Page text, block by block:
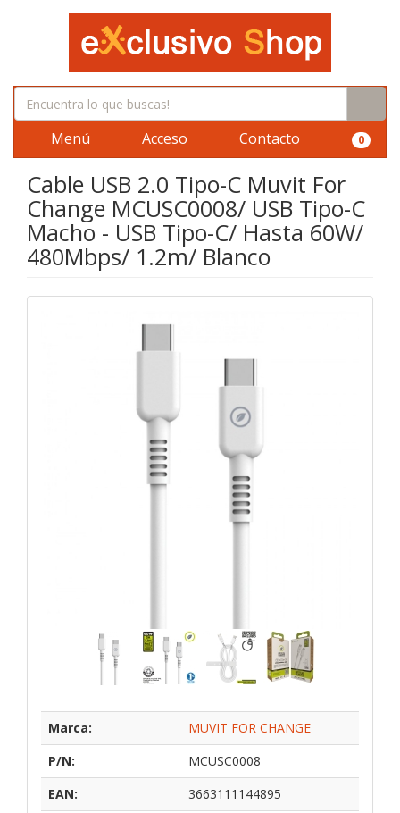
Menú Acceso Contacto 0
Cable USB 2.0 Tipo-C Muvit For
Change MCUSC0008/ USB Tipo-C
Macho - USB Tipo-C/ Hasta 60W/
480Mbps/ 1.2m/ Blanco
Marca:
MUVIT FOR CHANGE
P/N:
MCUSC0008
EAN:
3663111144895